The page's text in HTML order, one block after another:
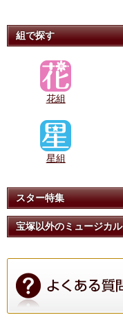
組で探す
花組
星組
スター特集
宝塚以外のミュージカル